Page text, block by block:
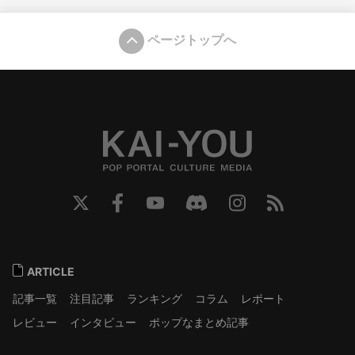
ページトップへ
ARTICLE
記事一覧
注目記事 ランキング コラム
レポート
レビュー
インタビュー ポップなまとめ記事